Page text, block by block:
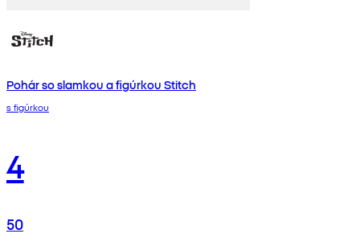
Pohár so slamkou a figúrkou Stitch
s figúrkou
4
50